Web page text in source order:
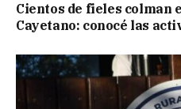
Cientos de fieles colman
Cayetano: conocé las